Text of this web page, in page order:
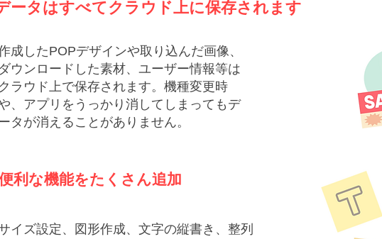
ータはすべてクラウド上に保存されます
成したPOPデザインや取り込んだ画像、
ダウンロードした素材、ユーザー情報等は
クラウド上で保存されます。機種変更時
、アプリをうっかり消してしまってもデ
タが消えることがありません。
利な機能をたくさん追加
イズ設定、図形作成、文字の縦書き、整列